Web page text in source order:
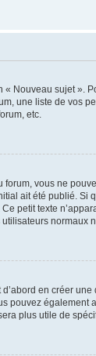
Nouveau sujet ».
une liste de vos
etc.
vous ne
ait été publié.
petit texte
en créer
pouvez
plus utile de